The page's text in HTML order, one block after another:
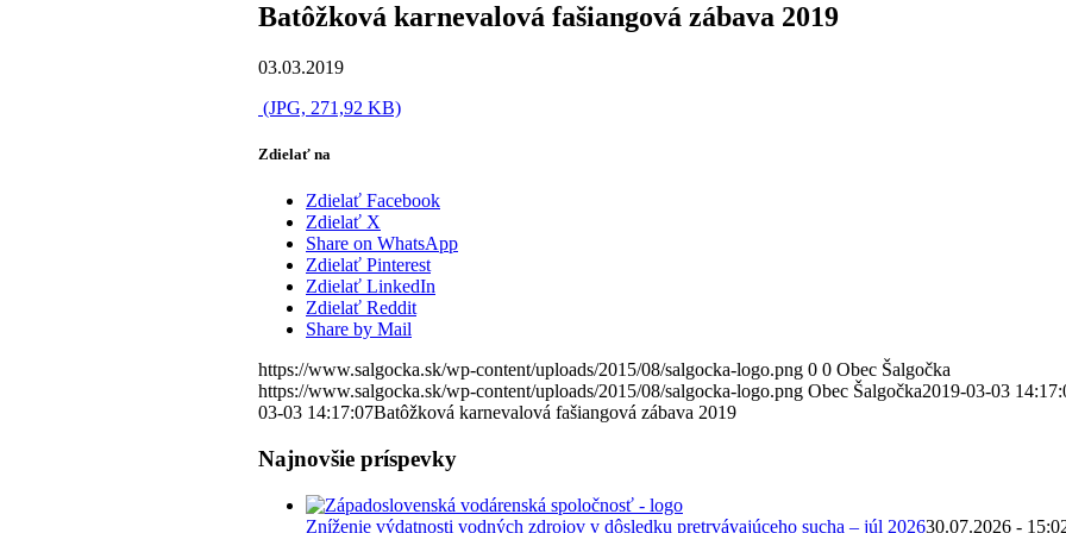
Batôžková karnevalová fašiangová zábava 2019
03.03.2019
(JPG, 271,92 KB)
Zdielať na
Zdielať Facebook
Zdielať X
Share on WhatsApp
Zdielať Pinterest
Zdielať LinkedIn
Zdielať Reddit
Share by Mail
https://www.salgocka.sk/wp-content/uploads/2015/08/salgocka-logo.png 0 0 Obec Šalgočka
https://www.salgocka.sk/wp-content/uploads/2015/08/salgocka-logo.png Obec Šalgočka2019-03-03
03-03 14:17:07Batôžková karnevalová fašiangová zábava 2019
Najnovšie príspevky
Zníženie výdatnosti vodných zdrojov v dôsledku pretrvávajúceho sucha – júl 202630.07.2026 -